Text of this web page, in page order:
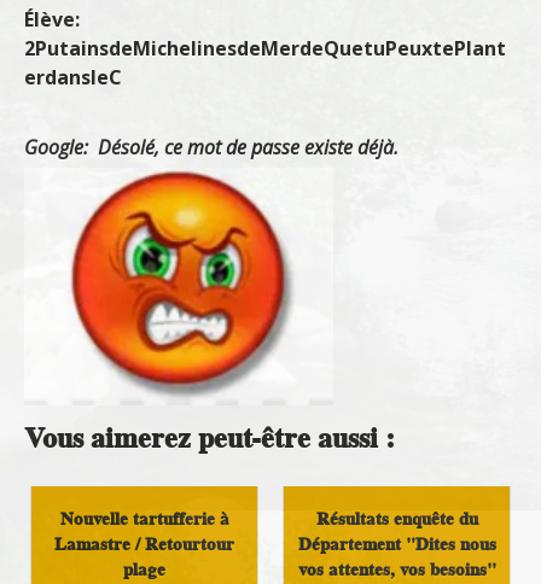
Élève:
2PutainsdeMichelinesdeMerdeQuetuPeuxtePlant
erdansleC
Google: Désolé, ce mot de passe existe déjà.
Vous aimerez peut-être aussi :
Nouvelle tartufferie à
Lamastre / Retourtour
plage
Résultats enquête du
Département "Dites nous
vos attentes, vos besoins"